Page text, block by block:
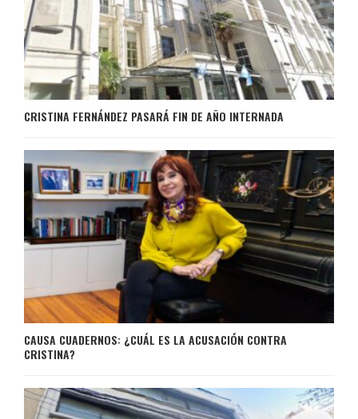
CRISTINA FERNÁNDEZ PASARÁ FIN DE AÑO INTERNADA
CAUSA CUADERNOS: ¿CUÁL ES LA ACUSACIÓN CONTRA
CRISTINA?